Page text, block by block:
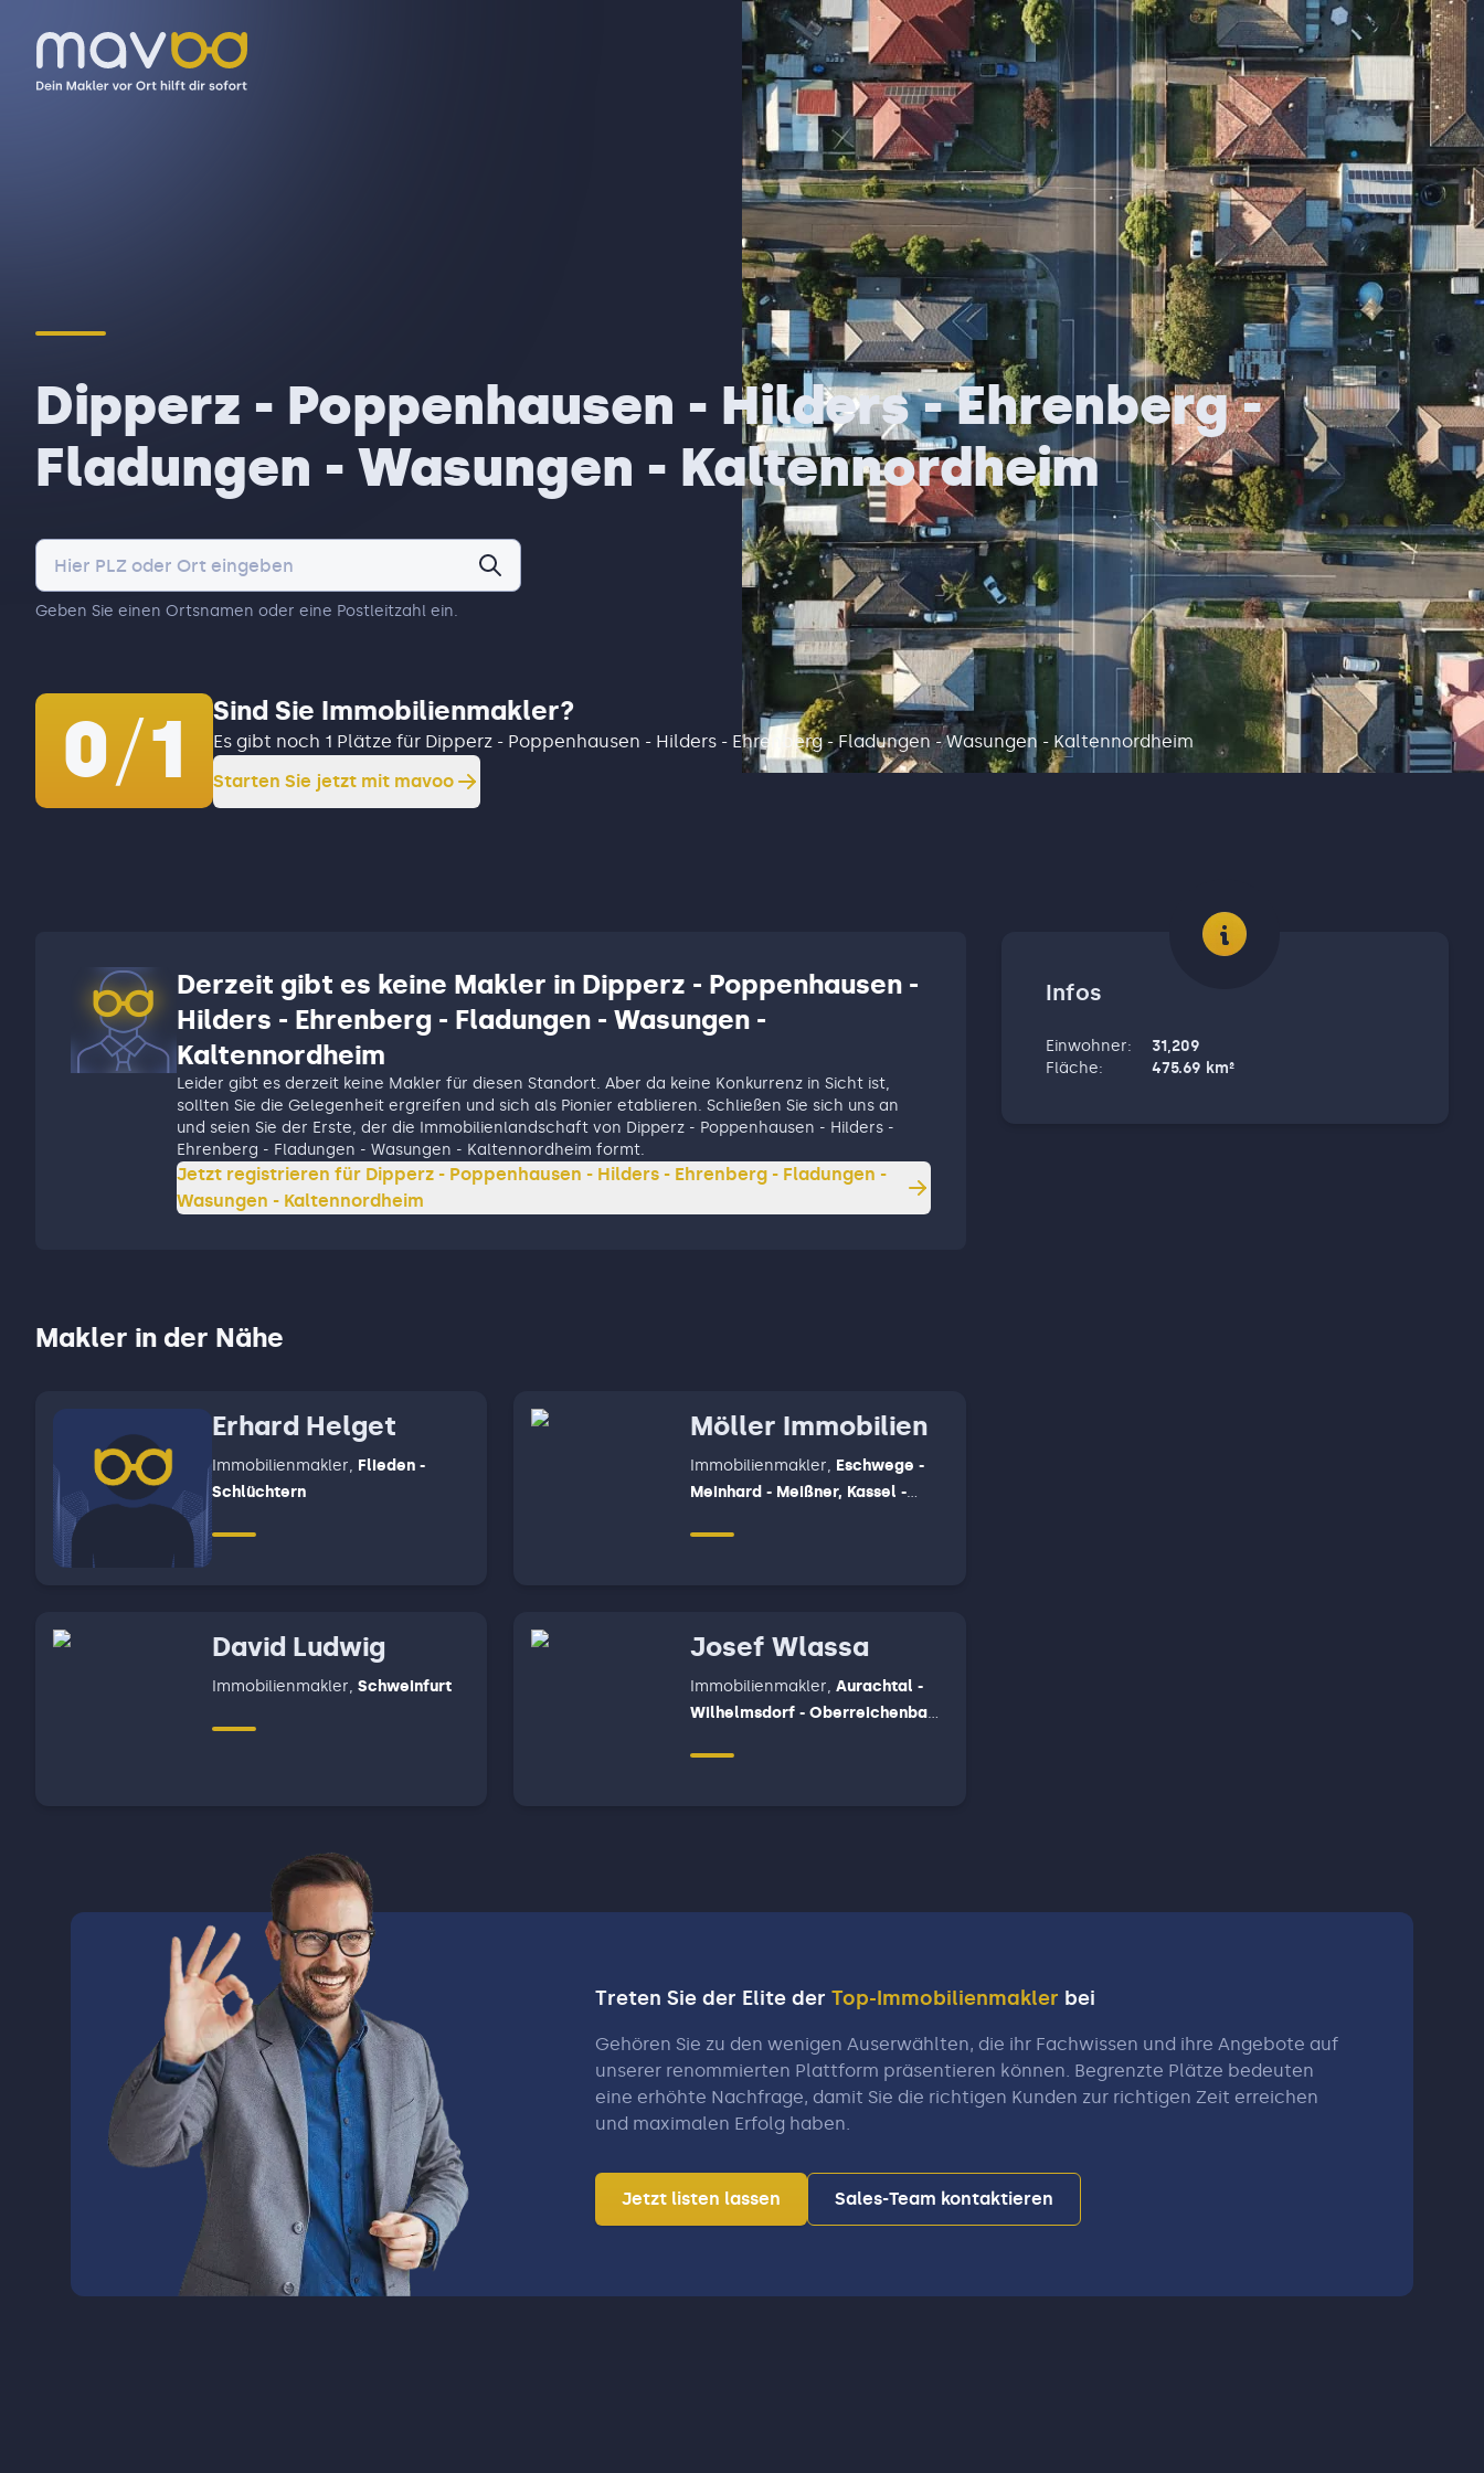
Dipperz - Poppenhausen - Hilders - Ehrenberg -
Fladungen - Wasungen - Kaltennordheim
Geben Sie einen Ortsnamen oder eine Postleitzahl ein.
0/1 Sind Sie Immobilienmakler?
Es gibt noch 1 Plätze für Dipperz - Poppenhausen - Hilders - Ehrenberg - Fladungen - Wasungen - Kaltennordheim
Starten Sie jetzt mit mavoo
Derzeit gibt es keine Makler in Dipperz - Poppenhausen -
Hilders - Ehrenberg - Fladungen - Wasungen -
Kaltennordheim
Leider gibt es derzeit keine Makler für diesen Standort. Aber da keine Konkurrenz in Sicht ist,
sollten Sie die Gelegenheit ergreifen und sich als Pionier etablieren. Schließen Sie sich uns an
und seien Sie der Erste, der die Immobilienlandschaft von Dipperz - Poppenhausen - Hilders -
Ehrenberg - Fladungen - Wasungen - Kaltennordheim formt.
Jetzt registrieren für Dipperz - Poppenhausen - Hilders - Ehrenberg - Fladungen -
Wasungen - Kaltennordheim
Makler in der Nähe
Erhard Helget
Immobilienmakler, Flieden -
Schlüchtern
Möller Immobilien
Immobilienmakler, Eschwege -
Meinhard - Meißner, Kassel -
David Ludwig
Immobilienmakler, Schweinfurt
Josef Wlassa
Immobilienmakler, Aurachtal -
Wilhelmsdorf - Oberreichenbach
Vestenbergsgreuth -
Ebrach - Burgwindheim
Infos
Einwohner:
31,209
Fläche: 475.69 km²
Treten Sie der Elite der Top-Immobilienmakler bei
Gehören Sie zu den wenigen Auserwählten, die ihr Fachwissen und ihre Angebote auf
unserer renommierten Plattform präsentieren können. Begrenzte Plätze bedeuten
eine erhöhte Nachfrage, damit Sie die richtigen Kunden zur richtigen Zeit erreichen
und maximalen Erfolg haben.
Jetzt listen lassen Sales-Team kontaktieren